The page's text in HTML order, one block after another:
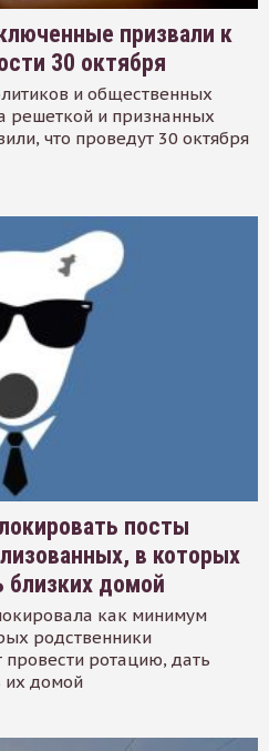
призвали к
30 октября
и общественных
решеткой и признанных
что проведут 30 октября
посты
в которых
близких домой
как минимум
родственники
ротацию, дать
их домой